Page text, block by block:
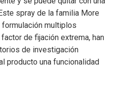
spray de la familia More
formulación multiplos
de fijación extrema, han
de investigación
producto una funcionalidad